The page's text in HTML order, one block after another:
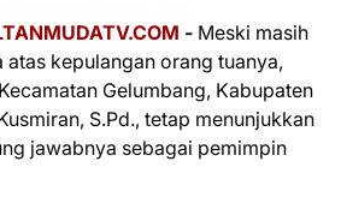
- Meski masih
atas kepulangan orang tuanya,
Gelumbang, Kabupaten
S.Pd., tetap menunjukkan
jawabnya sebagai pemimpin